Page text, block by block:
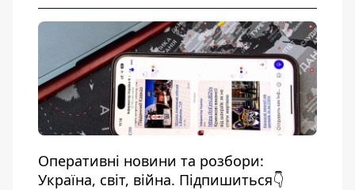
Оперативні новини та розбори:
Україна, світ, війна. Підпишиться👇